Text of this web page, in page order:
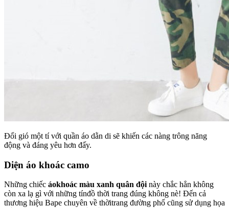
Đổi gió một tí với quần áo dằn di sẽ khiến các nàng trông năng
động và đáng yêu hơn đấy.
Diện áo khoác camo
Những chiếc áokhoác màu xanh quân đội này chắc hẳn không
còn xa lạ gì với những tínđồ thời trang đúng không nè! Đến cả
thương hiệu Bape chuyên về thờitrang đường phố cũng sử dụng họa